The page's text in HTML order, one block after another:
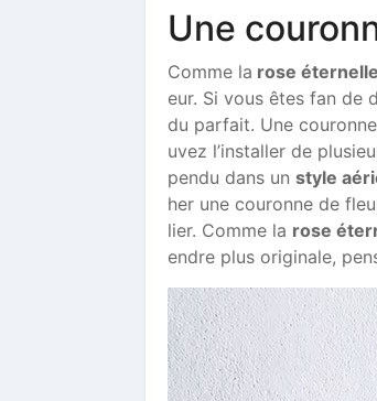
Une
Comme la rose éternelle
eur. Si vous êtes fan de
du parfait. Une
uvez l’installer de
pendu dans un style
her une couronne de
lier. Comme la rose
endre plus originale,